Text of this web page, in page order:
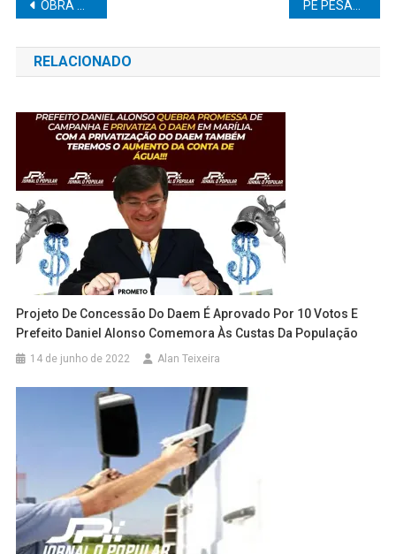
de
Post
OBRA MAL SINALIZADA TERMINA EM ACIDENTE NO PARQUE PRIMAVERA: CARRO CAI EM CRATERA EM BAURU
RELACIONADO
Projeto De Concessão Do Daem É Aprovado Por 10 Votos E
Prefeito Daniel Alonso Comemora Às Custas Da População
14 de junho de 2022 Alan Teixeira